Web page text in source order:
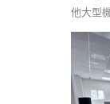
他大型